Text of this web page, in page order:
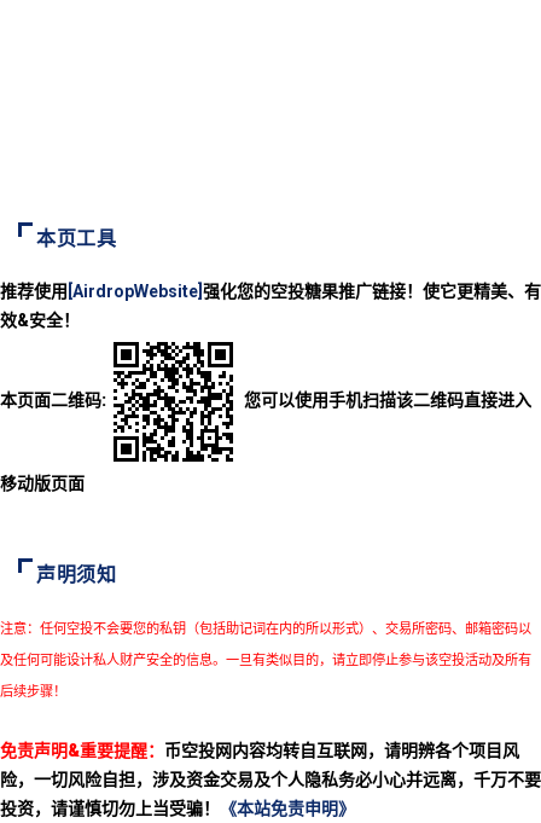
本页工具
推荐使用 [AirdropWebsite] 强化您的空投糖果推广链接！使它更精美、有
效&安全！
本页面二维码: 您可以使用手机扫描该二维码直接进入
移动版页面
声明须知
注意：任何空投不会要您的私钥（包括助记词在内的所以形式）、交易所密码、邮箱密码以
及任何可能设计私人财产安全的信息。一旦有类似目的，请立即停止参与该空投活动及所有
后续步骤！
免责声明&重要提醒： 币空投网内容均转自互联网，请明辨各个项目风
险，一切风险自担，涉及资金交易及个人隐私务必小心并远离，千万不要
投资，请谨慎切勿上当受骗！
《本站免责申明》